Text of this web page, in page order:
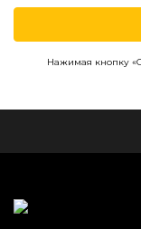
Нажимая кнопку